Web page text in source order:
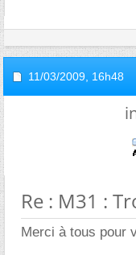
11/03/2009, 16h48
Re : M31 :
Merci à tous pour